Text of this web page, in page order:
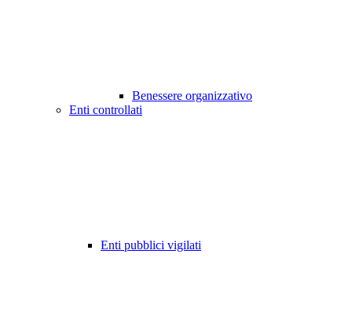
Benessere organizzativo
Enti controllati
Enti pubblici vigilati